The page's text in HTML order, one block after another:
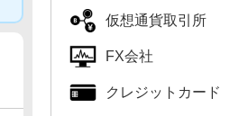
仮想通貨取引所
FX会社
クレジットカード